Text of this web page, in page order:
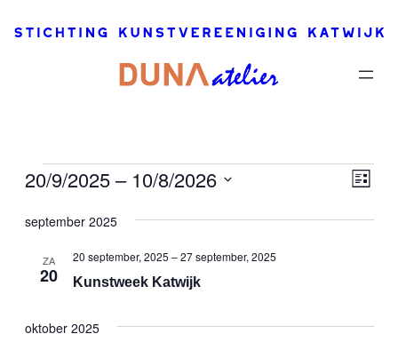
Evenementen Lijst
20/9/2025 – 10/8/2026
een
september 2025
ZA
20 Kunstweek Katwijk
20 september, 2025 –27 september, 2025
oktober 2025